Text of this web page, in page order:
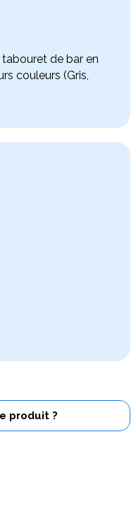
de bar en
couleurs (Gris,
produit ?